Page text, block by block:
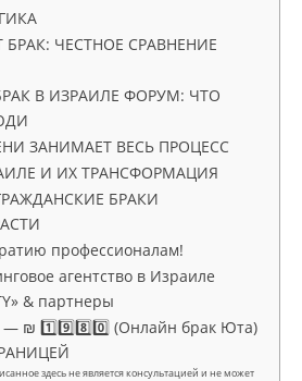
ЧЕСТНОЕ СРАВНЕНИЕ
В ИЗРАИЛЕ ФОРУМ: ЧТО
ЗАНИМАЕТ ВЕСЬ ПРОЦЕСС
И ИХ ТРАНСФОРМАЦИЯ
БРАКИ
профессионалам!
агентство в Израиле
& партнеры
₪ 1️⃣9️⃣8️⃣0️⃣ (Онлайн брак Юта)
здесь не является консультацией и не может